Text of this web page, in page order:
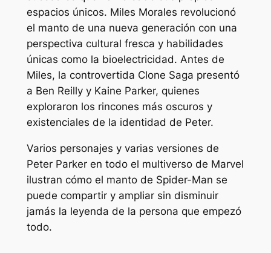
espacios únicos. Miles Morales revolucionó
el manto de una nueva generación con una
perspectiva cultural fresca y habilidades
únicas como la bioelectricidad. Antes de
Miles, la controvertida Clone Saga presentó
a Ben Reilly y Kaine Parker, quienes
exploraron los rincones más oscuros y
existenciales de la identidad de Peter.
Varios personajes y varias versiones de
Peter Parker en todo el multiverso de Marvel
ilustran cómo el manto de Spider-Man se
puede compartir y ampliar sin disminuir
jamás la leyenda de la persona que empezó
todo.